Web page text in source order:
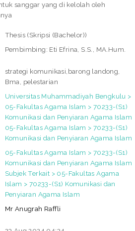
sanggar yang di kelolah oleh
Thesis (Skripsi (Bachelor))
Pembimbing: Eti Efrina, S.S., MA.Hum.
strategi komunikasi,barong landong,
Bma, pelestarian
Universitas Muhammadiyah Bengkulu >
05-Fakultas Agama Islam > 70233-(S1)
Komunikasi dan Penyiaran Agama Islam
05-Fakultas Agama Islam > 70233-(S1)
Komunikasi dan Penyiaran Agama Islam
05-Fakultas Agama Islam > 70233-(S1)
Komunikasi dan Penyiaran Agama Islam
Subjek Terkait > 05-Fakultas Agama
Islam > 70233-(S1) Komunikasi dan
Penyiaran Agama Islam
Mr Anugrah Raffli